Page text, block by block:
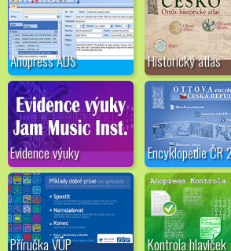
Anopress ADS Historický atlas
Evidence výuky Encyklopedie ČR
Příručka VÚP Kontrola hlaviček